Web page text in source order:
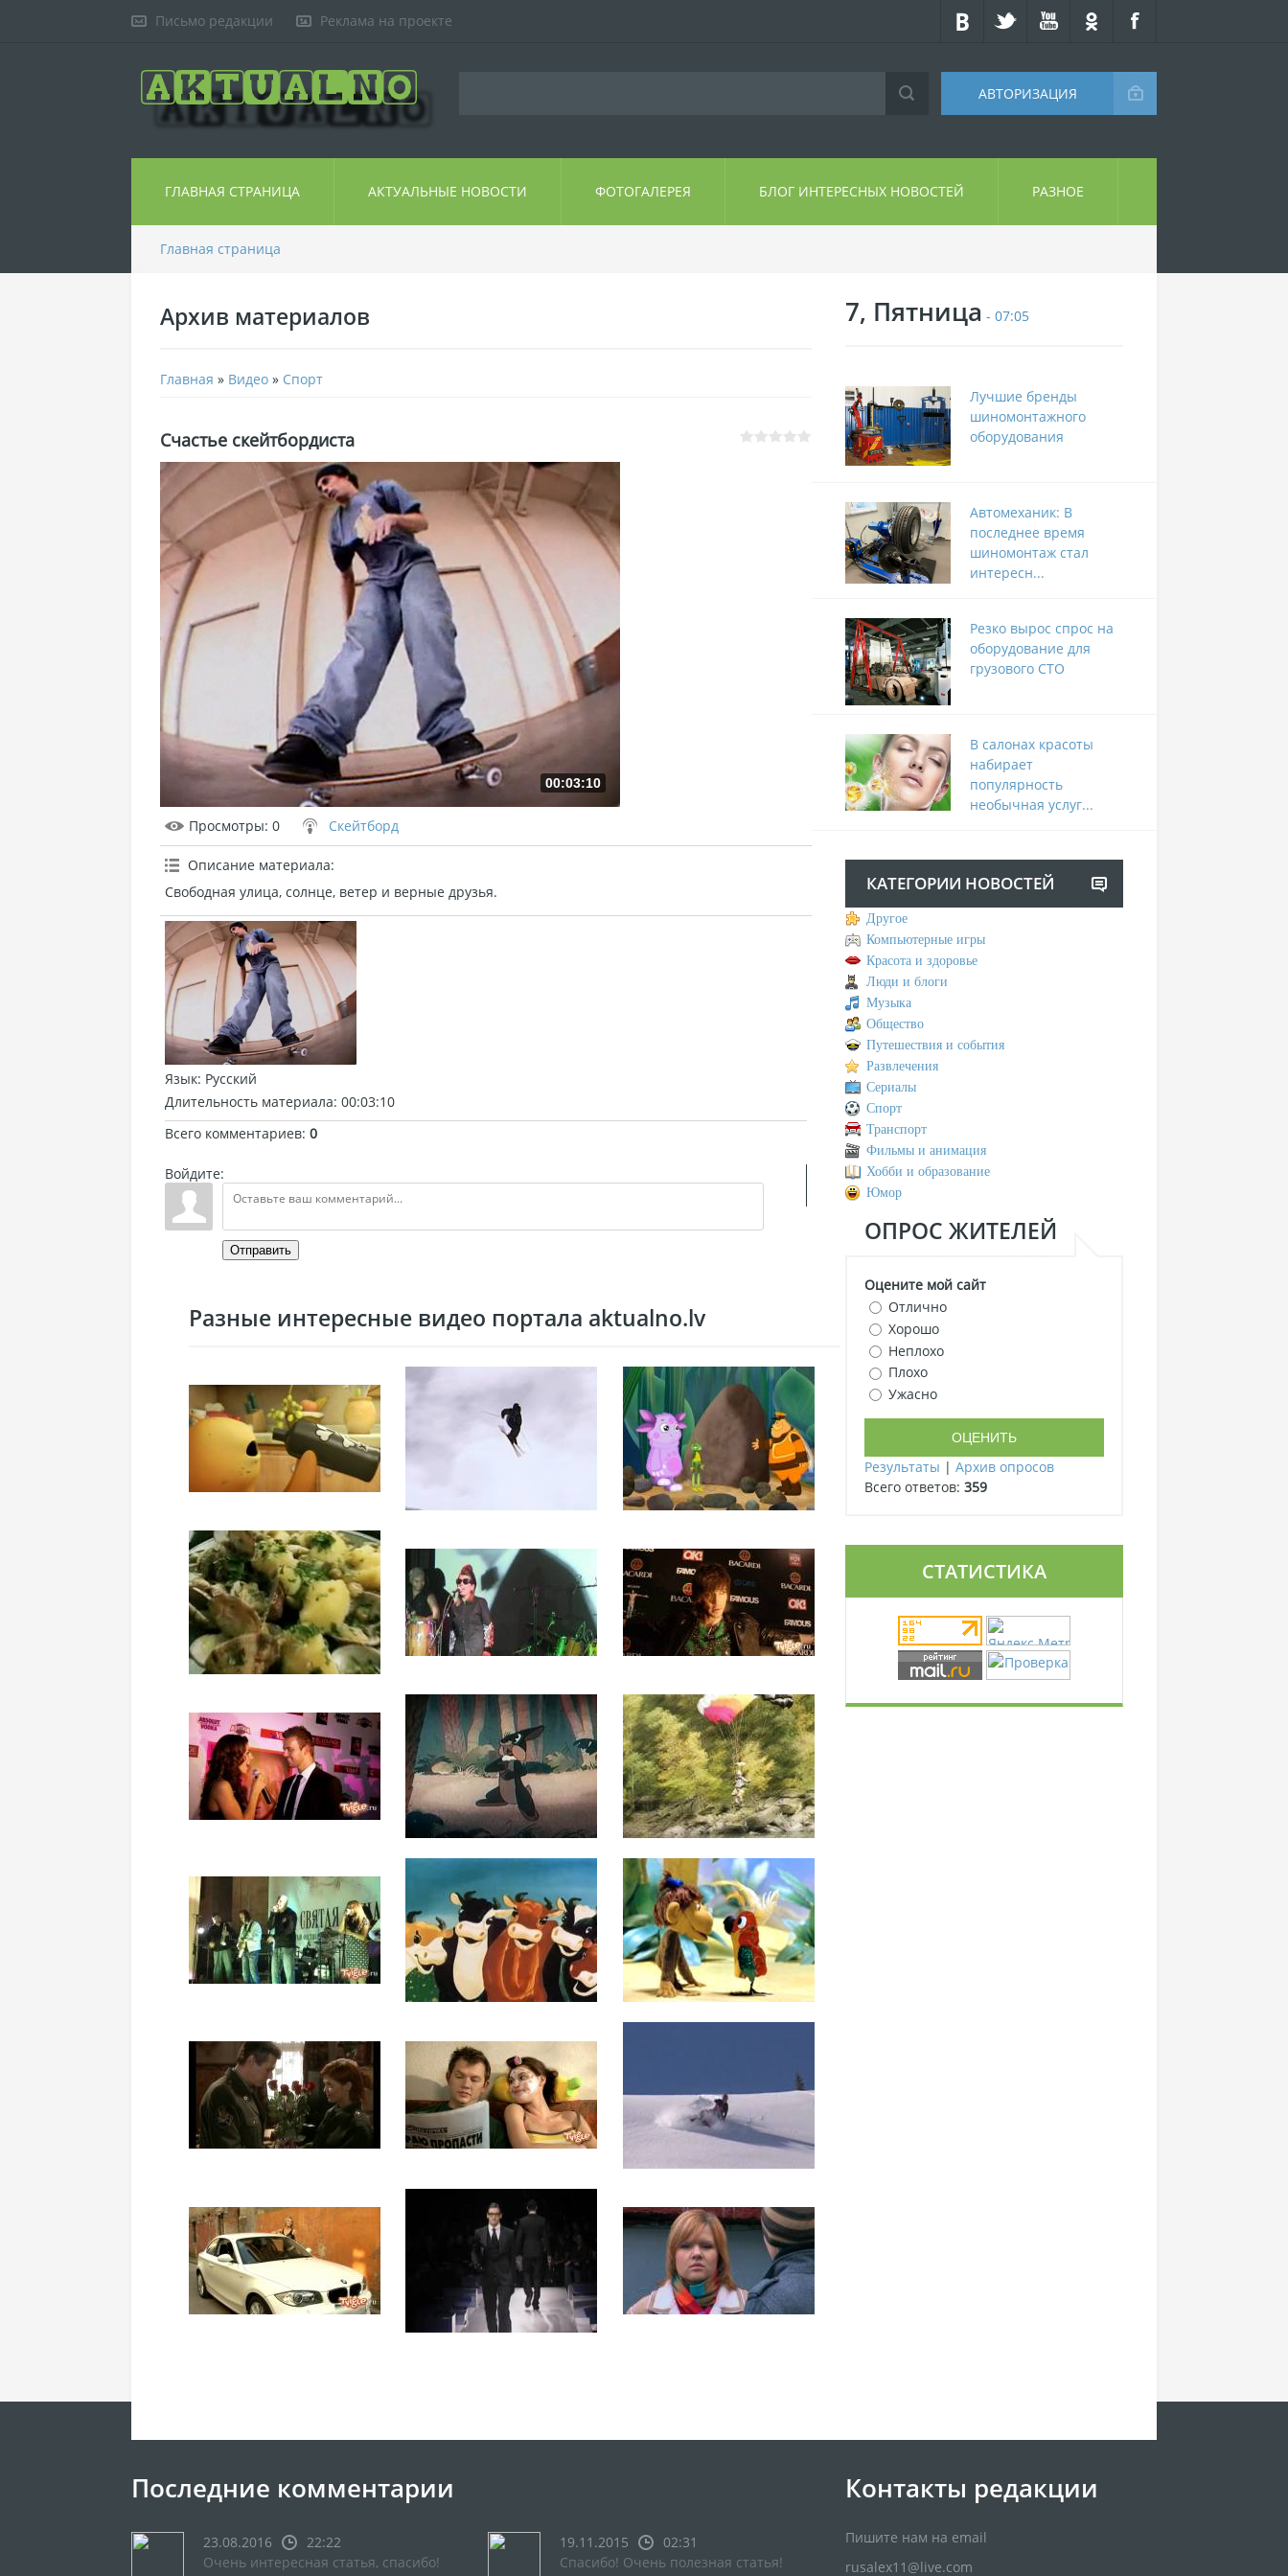
Письмо редакции Реклама на проекте
АВТОРИЗАЦИЯ
ГЛАВНАЯ СТРАНИЦА АКТУАЛЬНЫЕ НОВОСТИ ФОТОГАЛЕРЕЯ БЛОГ ИНТЕРЕСНЫХ НОВОСТЕЙ РАЗНОЕ
Главная страница
Архив материалов
Главная » Видео » Спорт
Счастье скейтбордиста
00:03:10
Просмотры: 0 Скейтборд
Описание материала:
Свободная улица, солнце, ветер и верные друзья.
Язык: Русский
Длительность материала: 00:03:10
Всего комментариев: 0
Войдите:
Отправить
Разные интересные видео портала aktualno.lv
7, Пятница - 07:05
Лучшие бренды
шиномонтажного
оборудования
Автомеханик: В
последнее время
шиномонтаж стал
интересн...
Резко вырос спрос на
оборудование для
грузового СТО
В салонах красоты
набирает
популярность
необычная услуг...
КАТЕГОРИИ НОВОСТЕЙ
Другое
Компьютерные игры
Красота и здоровье
Люди и блоги
Музыка
Общество
Путешествия и события
Развлечения
Сериалы
Спорт
Транспорт
Фильмы и анимация
Хобби и образование
Юмор
ОПРОС ЖИТЕЛЕЙ
Оцените мой сайт
Отлично
Хорошо
Неплохо
Плохо
Ужасно
Результаты | Архив опросов
Всего ответов: 359
СТАТИСТИКА
Последние комментарии
23.08.2016
22:22
Очень интересная статья, спасибо!
19.11.2015
02:31
Спасибо! Очень полезная статья!
Контакты редакции
Пишите нам на email
rusalex11@live.com